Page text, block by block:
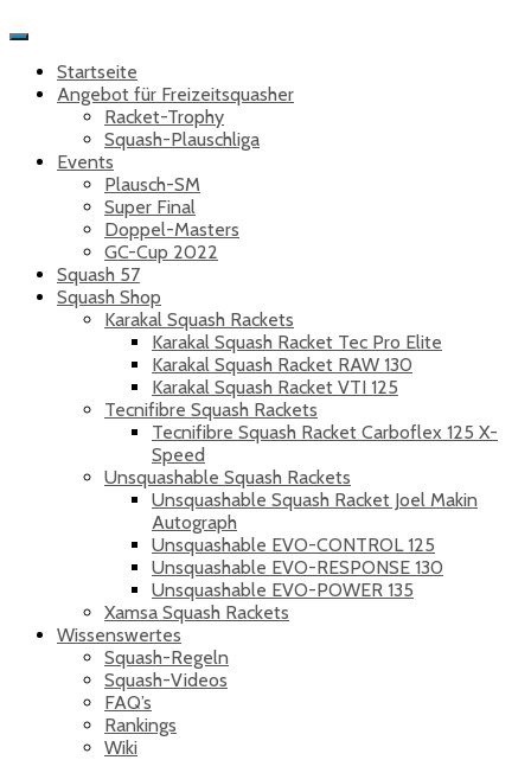
Toggle
NavigationStartseite
Angebot für Freizeitsquasher
Racket-Trophy
Squash-Plauschliga
Events
Plausch-SM
Super Final
Doppel-Masters
GC-Cup 2022
Squash 57
Squash Shop
Karakal Squash Rackets
Karakal Squash Racket Tec Pro Elite
Karakal Squash Racket RAW 130
Karakal Squash Racket VTI 125
Tecnifibre Squash Rackets
Tecnifibre Squash Racket Carboflex 125 X-
Speed
Unsquashable Squash Rackets
Unsquashable Squash Racket Joel Makin
Autograph
Unsquashable EVO-CONTROL 125
Unsquashable EVO-RESPONSE 130
Unsquashable EVO-POWER 135
Xamsa Squash Rackets
Wissenswertes
Squash-Regeln
Squash-Videos
FAQ’s
Rankings
Wiki